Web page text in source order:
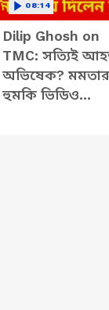
Dilip Ghosh on
TMC: সত্যিই
অভিষেক? মমতার
হুমকি ভিডিও
08:14